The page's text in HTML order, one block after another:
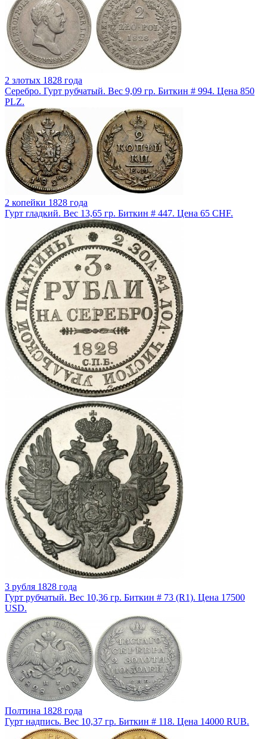
2 злотых 1828 года
Серебро. Гурт рубчатый. Вес 9,09 гр. Биткин # 994. Цена 850
PLZ.
2 копейки 1828 года
Гурт гладкий. Вес 13,65 гр. Биткин # 447. Цена 65 CHF.
3 рубля 1828 года
Гурт рубчатый. Вес 10,36 гр. Биткин # 73 (R1). Цена 17500
USD.
Полтина 1828 года
Гурт надпись. Вес 10,37 гр. Биткин # 118. Цена 14000 RUB.